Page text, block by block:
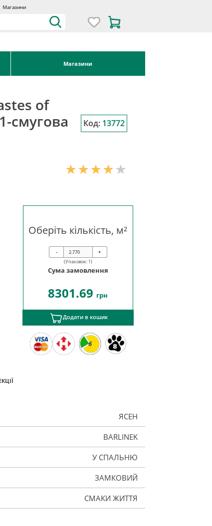
Магазини
Магазини
of
смугова
Код: 13772
Оберіть кількість, м²
-
+
(Упаковок: 1)
Сума замовлення
8301.69 грн
Додати в кошик
6
ЯСЕН
BARLINEK
У СПАЛЬНЮ
ЗАМКОВИЙ
СМАКИ ЖИТТЯ